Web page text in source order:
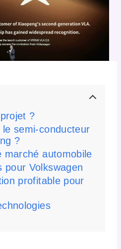
?
le semi-conducteur
?
marché automobile
pour Volkswagen
profitable pour